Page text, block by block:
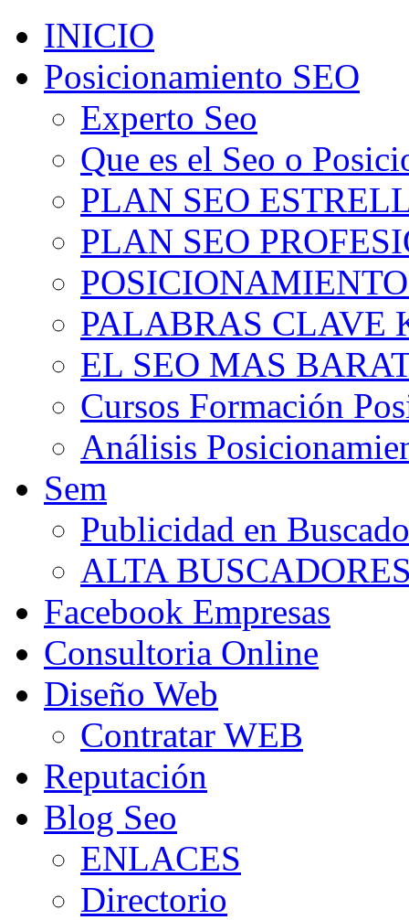
INICIO
Posicionamiento SEO
Experto Seo
Que es el Seo o
PLAN SEO
PLAN SEO
PALABRAS CLAVE
EL SEO MAS
Cursos Formación
Análisis
Sem
Publicidad en
ALTA
Facebook Empresas
Consultoria Online
Diseño Web
Contratar WEB
Reputación
Blog Seo
ENLACES
Directorio